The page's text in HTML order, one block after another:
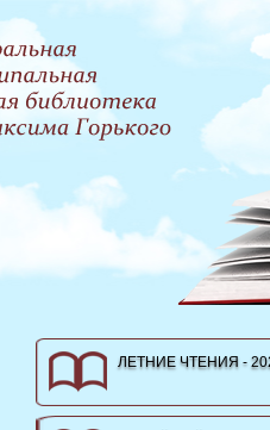
ЛЕТНИЕ ЧТЕНИЯ -